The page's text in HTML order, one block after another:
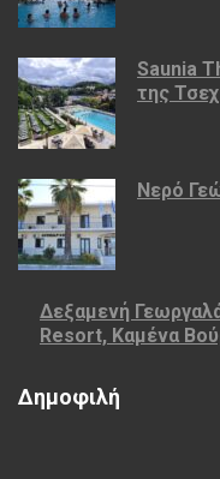
Saunia
της
Νερό
Δεξαμενή
Resort, Καμένα
Δημοφιλή